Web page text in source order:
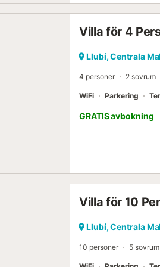
Villa för 4
Llubí, Centrala
4 personer 2 sovrum
WiFi Parkering
GRATIS avbokning
Villa för 10
Llubí, Centrala
10 personer 5 sovrum